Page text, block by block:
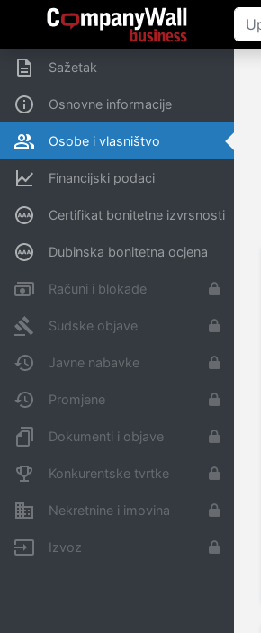
Sažetak
Osnovne informacije
Osobe i vlasništvo
Financijski podaci
Certifikat bonitetne izvrsnosti
Dubinska bonitetna ocjena
Računi i blokade
Sudske objave
Javne nabavke
Promjene
Dokumenti i objave
Konkurentske tvrtke
Nekretnine i imovina
Izvoz